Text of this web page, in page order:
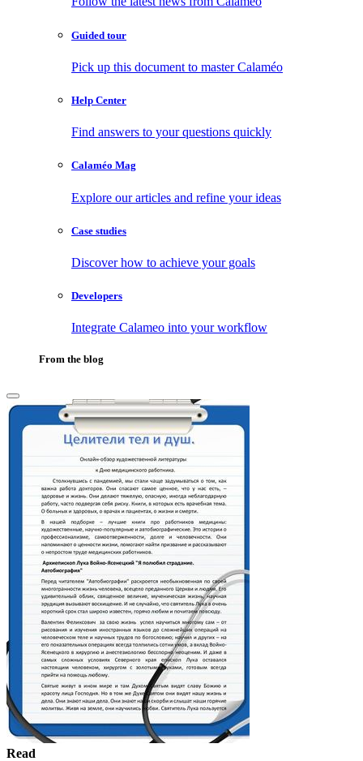
Guided tour
Pick up this document to master Calaméo
Help Center
Find answers to your questions quickly
Calaméo Mag
Explore our articles and refine your ideas
Case studies
Discover how to achieve your goals
Developers
Integrate Calameo into your workflow
From the blog
Read